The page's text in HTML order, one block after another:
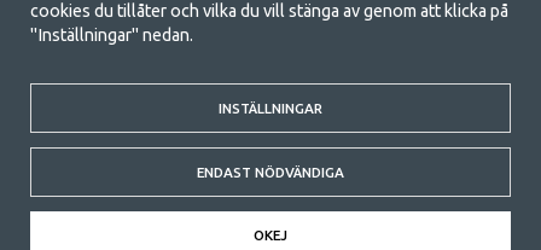
Att campa kan antingen vara en livsstil eller ett sätt att samla familjen
för ett gemensamt äventyr. Oavsett vilken kategori du tillhör hittar du
med att campa så därför erbjuder vi riktigt bra priser på familjetält,
husvagnstält och all annan utrustning för camping och friluftsliv. Vårt
mål är att i varje priskategori erbjuda den bästa campingutrustningen
gällande kvalitet och funktionalitet. Ta gärna kontakt med oss om det
är något du saknar eller vill veta mer om.
© 2020 GetCamping. All rights reserved.
cookies du tillåter och vilka du vill stänga av genom att klicka på
"Inställningar" nedan.
INSTÄLLNINGAR
ENDAST NÖDVÄNDIGA
OKEJ